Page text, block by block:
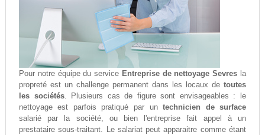
Pour notre équipe du service Entreprise de nettoyage Sevres la
propreté est un challenge permanent dans les locaux detoutes
les sociétés. Plusieurs cas de figure sont envisageables : le
nettoyage est parfois pratiqué par untechnicien de surface
salarié par la société, ou bien l'entreprise fait appel à un
prestataire sous-traitant. Le salariat peut apparaitre comme étant